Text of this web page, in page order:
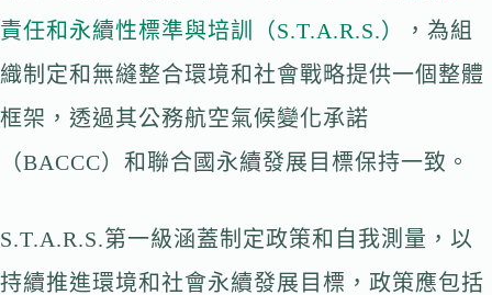
責任和永續性標準與培訓（S.T.A.R.S.）
，為組
織制定和無縫整合環境和社會戰略提供一個整體
框架，透過其公務航空氣候變化承諾
（BACCC）和聯合國永續發展目標保持一致。
S.T.A.R.S.第一級涵蓋制定政策和自我測量，以
持續推進環境和社會永續發展目標，政策應包括